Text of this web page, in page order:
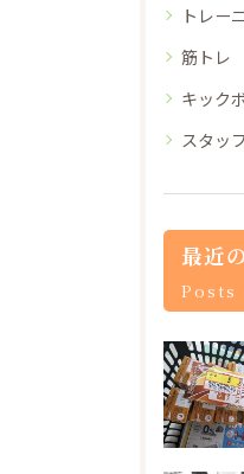
トレー
筋トレ
キック
スタッ
最近
Posts